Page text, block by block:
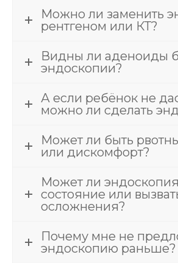
Можно ли заменить
рентгеном или КТ?
Видны ли аденоиды
эндоскопии?
А если ребёнок не
можно ли сделать
Может ли быть
или дискомфорт?
Может ли
состояние или
осложнения?
Почему мне не
эндоскопию раньше?